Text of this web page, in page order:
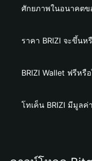
ศักยภาพในอนาคตข
ราคา BRIZI จะขึ้นห
BRIZI Wallet ฟรีหรื
โทเค็น BRIZI มีมูลค่